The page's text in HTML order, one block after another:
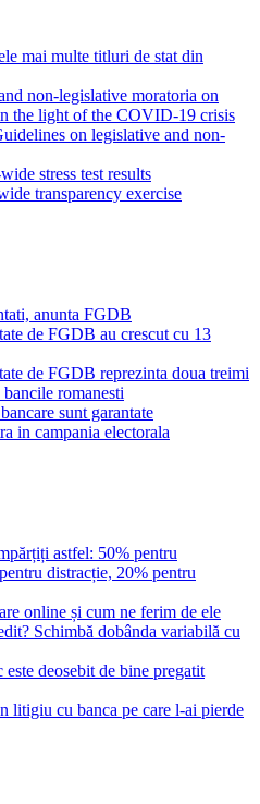
mai multe titluri de stat din
non-legislative moratoria on
the light of the COVID-19 crisis
on legislative and non-
stress test results
transparency exercise
anunta FGDB
de FGDB au crescut cu 13
de FGDB reprezinta doua treimi
romanesti
sunt garantate
in campania electorala
astfel: 50% pentru
distracție, 20% pentru
online și cum ne ferim de ele
Schimbă dobânda variabilă cu
este deosebit de bine pregatit
litigiu cu banca pe care l-ai pierde